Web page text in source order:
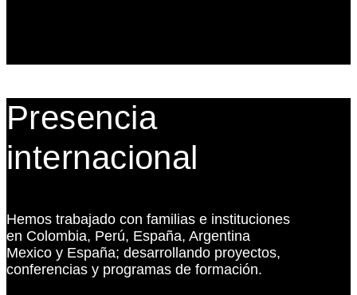
Presencia
internacional
Hemos trabajado con familias e instituciones
en Colombia, Perú, España, Argentina
Mexico y España; desarrollando proyectos,
conferencias y programas de formación.